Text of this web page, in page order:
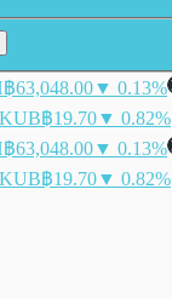
฿63,048.00▼ 0.13%
KUB฿19.70▼ 0.82%
฿63,048.00▼ 0.13%
KUB฿19.70▼ 0.82%